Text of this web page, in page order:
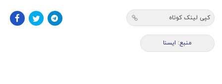
کپی لینک کوتاه
منبع: ایسنا